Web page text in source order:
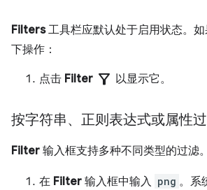
Filters工具栏应默认处于启用状态。
下操作：
点击 Filter filter_alt 以显示它。
按字符串、正则表达式或属性
Filter 输入框支持多种不同类型的过滤。
在 Filter 输入框中输入 png 。系